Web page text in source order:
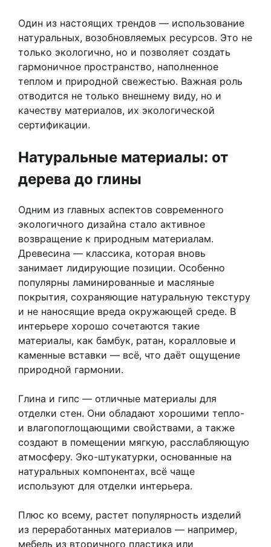
Один из настоящих трендов — использование
натуральных, возобновляемых ресурсов. Это не
только экологично, но и позволяет создать
гармоничное пространство, наполненное
теплом и природной свежестью. Важная роль
отводится не только внешнему виду, но и
качеству материалов, их экологической
сертификации.
Натуральные материалы: от
дерева до глины
Одним из главных аспектов современного
экологичного дизайна стало активное
возвращение к природным материалам.
Древесина — классика, которая вновь
занимает лидирующие позиции. Особенно
популярны ламинированные и масляные
покрытия, сохраняющие натуральную текстуру
и не наносящие вреда окружающей среде. В
интерьере хорошо сочетаются такие
материалы, как бамбук, ратан, коралловые и
каменные вставки — всё, что даёт ощущение
природной гармонии.
Глина и гипс — отличные материалы для
отделки стен. Они обладают хорошими тепло-
и влагопоглощающими свойствами, а также
создают в помещении мягкую, расслабляющую
атмосферу. Эко-штукатурки, основанные на
натуральных компонентах, всё чаще
используют для отделки интерьера.
Плюс ко всему, растет популярность изделий
из переработанных материалов — например,
мебель из вторичного пластика или